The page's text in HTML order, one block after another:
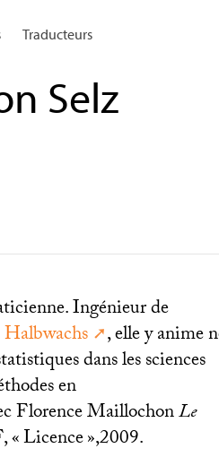
Traducteurs
Selz
Ingénieur de
, elle y anime
dans les sciences
en
Florence MaillochonLe
, «Licence»,2009.